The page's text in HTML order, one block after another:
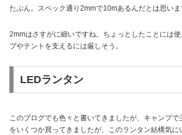
たぶん。スペック通り2mmで10mあるんだとは思いま
2mmはさすがに細いですね。ちょっとしたことには
プやテントを支えるには厳しそう。
LEDランタン
このブログでも色々と書いてきましたが、キャンプで
をいくつか買ってきましたが、このランタン結構気に